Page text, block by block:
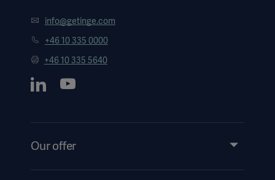
info@getinge.com
+46 10 335 0000
+46 10 335 5640
Our offer